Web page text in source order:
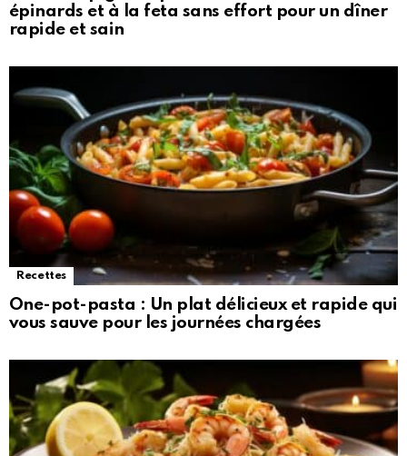
épinards et à la feta sans effort pour un dîner
rapide et sain
Recettes
One-pot-pasta : Un plat délicieux et rapide qui
vous sauve pour les journées chargées